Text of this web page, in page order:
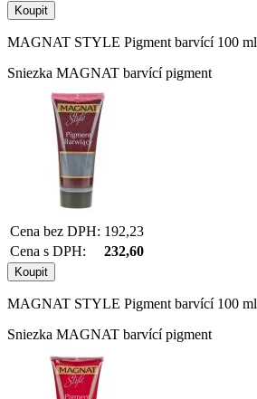
MAGNAT STYLE Pigment barvící 100 ml
Sniezka MAGNAT barvící pigment
Cena bez DPH: 192,23
Cena s DPH:
232,60
MAGNAT STYLE Pigment barvící 100 ml
Sniezka MAGNAT barvící pigment